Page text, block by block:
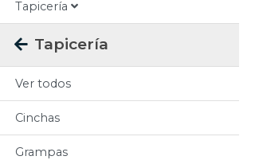
Tapicería
Tapicería
Ver todos
Cinchas
Grampas